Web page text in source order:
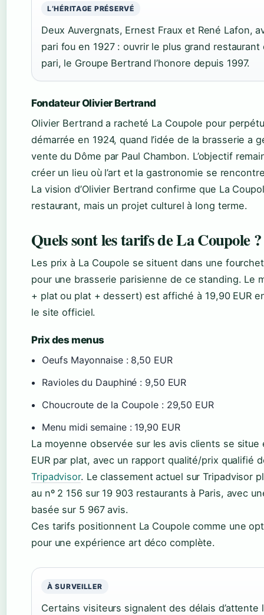
L’HÉRITAGE PRÉSERVÉ
Deux Auvergnats, Ernest Fraux et René Lafon,
pari fou en 1927 : ouvrir le plus grand restaurant
pari, le Groupe Bertrand l’honore depuis 1997.
Fondateur Olivier Bertrand
Olivier Bertrand a racheté La Coupole pour
démarrée en 1924, quand l’idée de la brasserie a
vente du Dôme par Paul Chambon. L’objectif
créer un lieu où l’art et la gastronomie se
La vision d’Olivier Bertrand confirme que La
restaurant, mais un projet culturel à long terme.
Quels sont les tarifs de La Coupole ?
Les prix à La Coupole se situent dans une
pour une brasserie parisienne de ce standing. Le
+ plat ou plat + dessert) est affiché à 19,90 EUR
le site officiel.
Prix des menus
Oeufs Mayonnaise : 8,50 EUR
Ravioles du Dauphiné : 9,50 EUR
Choucroute de la Coupole : 29,50 EUR
Menu midi semaine : 19,90 EUR
La moyenne observée sur les avis clients se
EUR par plat, avec un rapport qualité/prix qualifié
Tripadvisor. Le classement actuel sur Tripadvisor
au nº 2 156 sur 19 903 restaurants à Paris, avec
basée sur 5 967 avis.
Ces tarifs positionnent La Coupole comme une
pour une expérience art déco complète.
À SURVEILLER
Certains visiteurs signalent des délais d’attente